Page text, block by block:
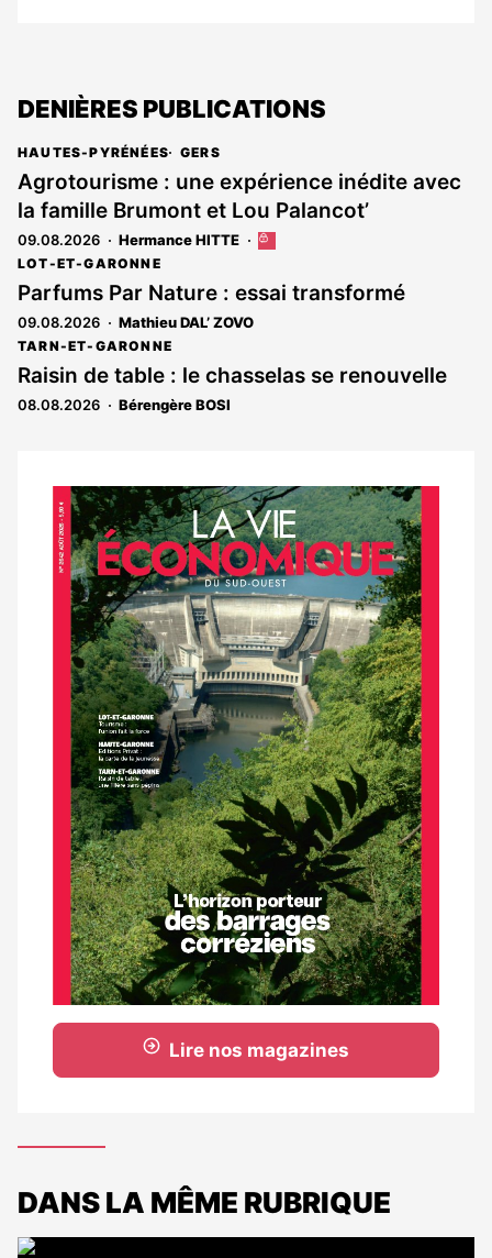
DENIÈRES PUBLICATIONS
HAUTES-PYRÉNÉES GERS
Agrotourisme : une expérience inédite avec
la famille Brumont et Lou Palancot’
09.08.2026 Hermance HITTE
Cet
réservé
LOT-ET-GARONNE
Parfums Par Nature : essai transformé
09.08.2026 Mathieu DAL’ ZOVO
TARN-ET-GARONNE
Raisin de table : le chasselas se renouvelle
08.08.2026 Bérengère BOSI
Notre
dernier
magazine
Lire nos magazines
DANS LA MÊME RUBRIQUE